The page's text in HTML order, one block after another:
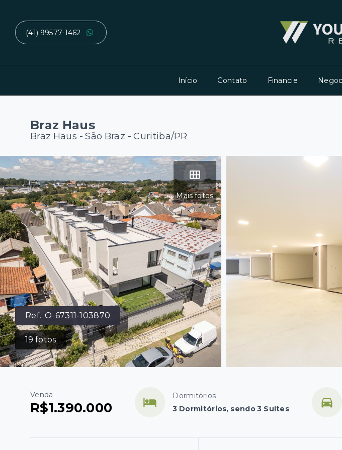
(41) 99577-1462
Início Contato Financie
Braz Haus
Braz Haus -São Braz - Curitiba/PR
Ref.:O-67311-103870
19 fotos
Mais fotos
Venda
R$1.390.000
Dormitórios
3 Dormitórios, sendo 3 Suítes